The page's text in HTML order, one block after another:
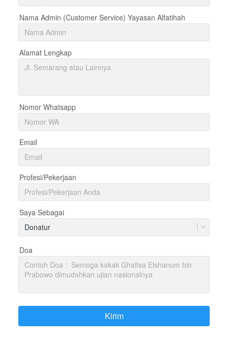
Nama Admin (Customer Service) Yayasan Alfatihah
Alamat Lengkap
Nomor Whatsapp
Email
Profesi/Pekerjaan
Saya Sebagai
Donatur
Doa
`Kirim